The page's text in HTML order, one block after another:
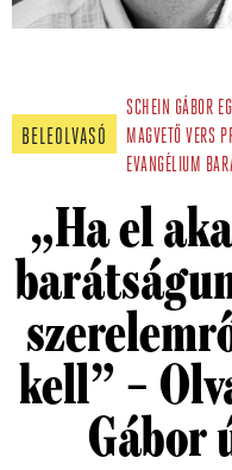
BELEOLVASÓ
SCHEIN GÁBOR
MAGVETŐ VERS
EVANGÉLIUM
„Ha el
kell” –
Gábor